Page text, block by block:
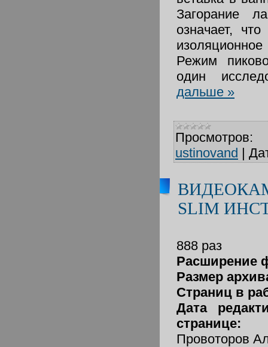
Загорание
означает,
Режим
один
дальше »
Просмотров:
ustinovand |
SLIM
888 раз
Расширение
Размер
Страниц в
Дата
странице:
Провоторов